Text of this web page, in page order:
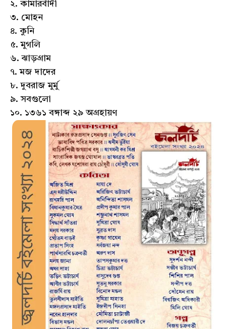
২. কামারবাঁদী
৩. মোহন
৪. কুনি
৫. মুগলি
৬. ঝাড়গ্রাম
৭. মজ দাদের
৮. দুবরাজ মুর্মু
৯. সবগুলো
১০. ১৩৬১ বঙ্গাব্দ ২৯ অগ্রহায়ণ